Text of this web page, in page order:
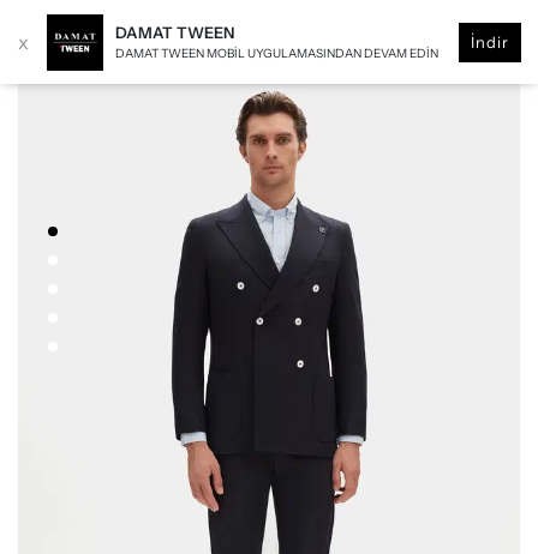
x DAMAT TWEEN
DAMAT TWEEN MOBIL UYGULAMASINDAN DEVAM EDIN
İndir